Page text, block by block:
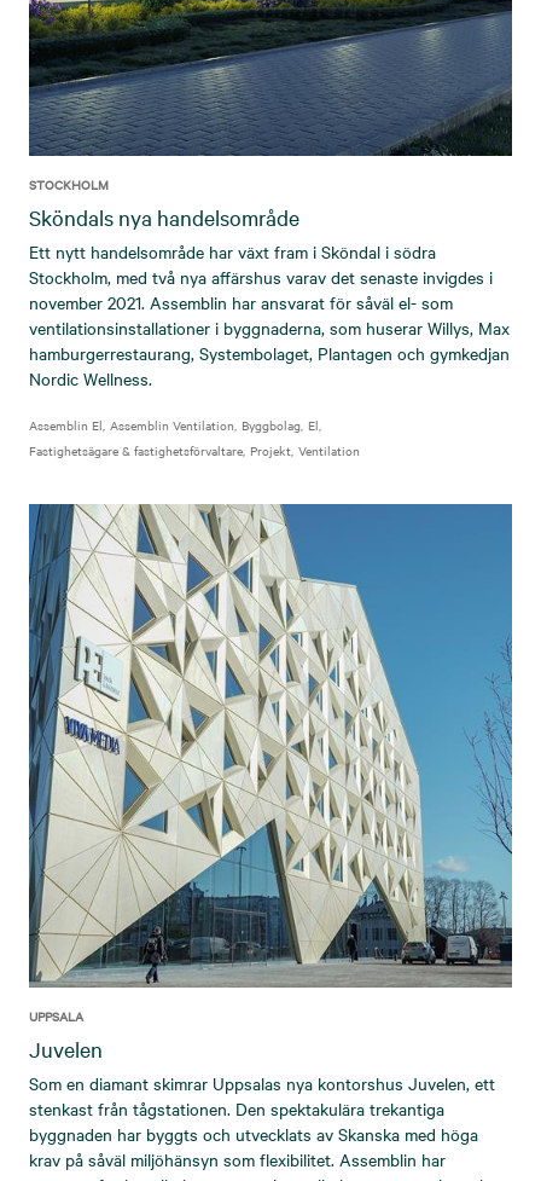
STOCKHOLM
Sköndals nya handelsområde
Ett nytt handelsområde har växt fram i Sköndal i södra
Stockholm, med två nya affärshus varav det senaste invigdes i
november 2021. Assemblin har ansvarat för såväl el- som
ventilationsinstallationer i byggnaderna, som huserar Willys, Max
hamburgerrestaurang, Systembolaget, Plantagen och gymkedjan
Nordic Wellness.
Assemblin El Assemblin Ventilation Byggbolag El
Fastighetsägare & fastighetsförvaltare Projekt Ventilation
UPPSALA
Juvelen
Som en diamant skimrar Uppsalas nya kontorshus Juvelen, ett
stenkast från tågstationen. Den spektakulära trekantiga
byggnaden har byggts och utvecklats av Skanska med höga
krav på såväl miljöhänsyn som flexibilitet. Assemblin har